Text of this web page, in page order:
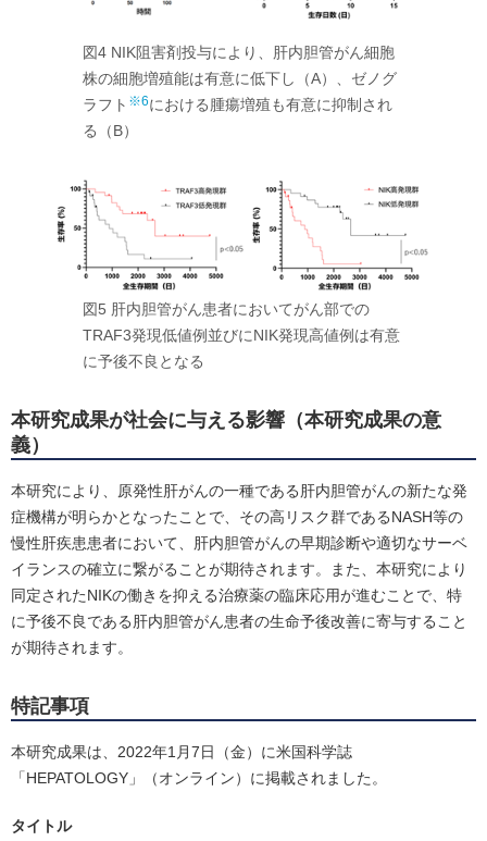
図4 NIK阻害剤投与により、肝内胆管がん細胞
株の細胞増殖能は有意に低下し（A）、ゼノグ
ラフト ※6における腫瘍増殖も有意に抑制され
る（B）
図5 肝内胆管がん患者においてがん部での
TRAF3発現低値例並びにNIK発現高値例は有意
に予後不良となる
本研究成果が社会に与える影響（本研究成果の意
義）
本研究により、原発性肝がんの一種である肝内胆管がんの新たな発
症機構が明らかとなったことで、その高リスク群であるNASH等の
慢性肝疾患患者において、肝内胆管がんの早期診断や適切なサーベ
イランスの確立に繋がることが期待されます。また、本研究により
同定されたNIKの働きを抑える治療薬の臨床応用が進むことで、特
に予後不良である肝内胆管がん患者の生命予後改善に寄与すること
が期待されます。
特記事項
本研究成果は、2022年1月7日（金）に米国科学誌
「HEPATOLOGY」（オンライン）に掲載されました。
タイトル